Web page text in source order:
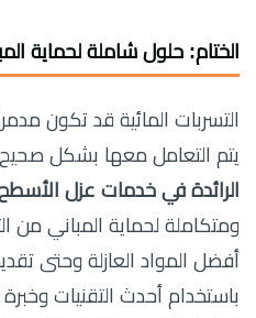
الختام: حلول شاملة لحماية
التسربات المائية قد تكون
يتم التعامل معها بشكل
الرائدة في خدمات عزل
ومتكاملة لحماية المباني من
أفضل المواد العازلة وحتى
باستخدام أحدث التقنيات